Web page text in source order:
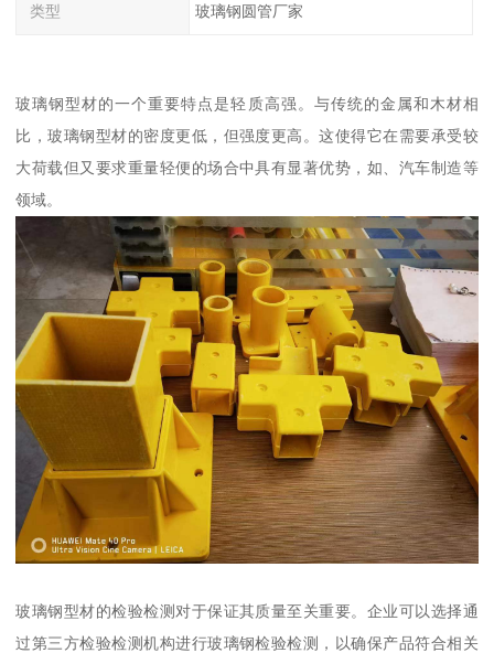
类型 玻璃钢圆管厂家
玻璃钢型材的一个重要特点是轻质高强。与传统的金属和木材相
比，玻璃钢型材的密度更低，但强度更高。这使得它在需要承受较
大荷载但又要求重量轻便的场合中具有显著优势，如、汽车制造等
领域。
玻璃钢型材的检验检测对于保证其质量至关重要。企业可以选择通
过第三方检验检测机构进行玻璃钢检验检测，以确保产品符合相关